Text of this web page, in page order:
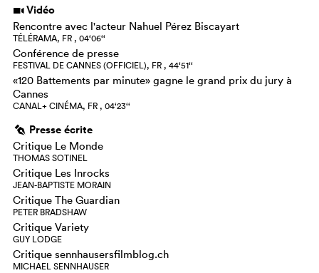
i Vidéo
Rencontre avec l'acteur Nahuel Pérez Biscayart
TÉLÉRAMA, FR , 04‘06‘‘
Conférence de presse
FESTIVAL DE CANNES (OFFICIEL), FR , 44‘51‘‘
«120 Battements par minute» gagne le grand prix du jury à
Cannes
CANAL+ CINÉMA, FR , 04‘23‘‘
g Presse écrite
Critique Le Monde
THOMAS SOTINEL
Critique Les Inrocks
JEAN-BAPTISTE MORAIN
Critique The Guardian
PETER BRADSHAW
Critique Variety
GUY LODGE
Critique sennhausersfilmblog.ch
MICHAEL SENNHAUSER